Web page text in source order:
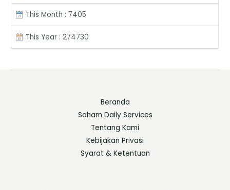
This Month : 7405
This Year : 274730
Beranda
Saham Daily Services
Tentang Kami
Kebijakan Privasi
Syarat & Ketentuan